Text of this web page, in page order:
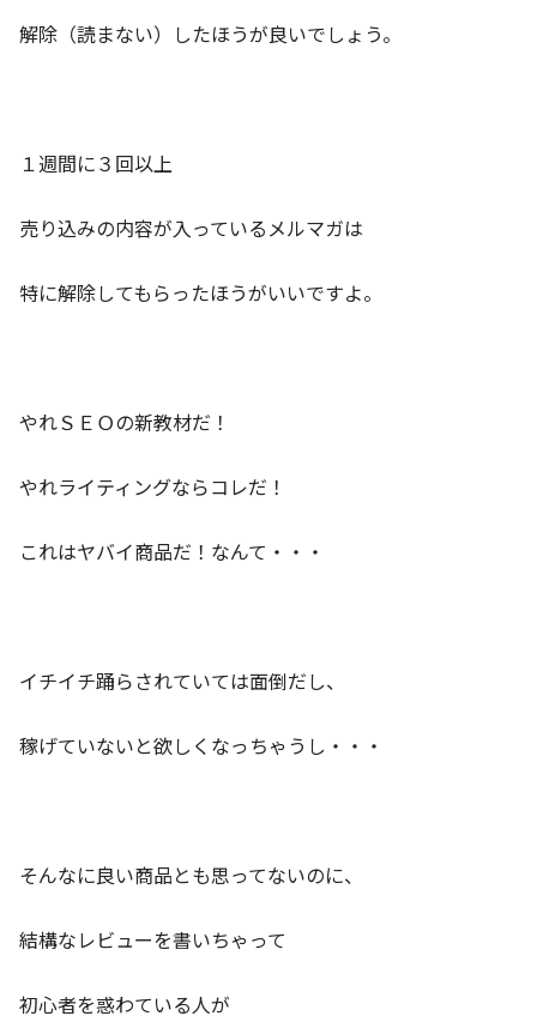
解除（読まない）したほうが良いでしょう。
１週間に３回以上
売り込みの内容が入っているメルマガは
特に解除してもらったほうがいいですよ。
やれＳＥＯの新教材だ！
やれライティングならコレだ！
これはヤバイ商品だ！なんて・・・
イチイチ踊らされていては面倒だし、
稼げていないと欲しくなっちゃうし・・・
そんなに良い商品とも思ってないのに、
結構なレビューを書いちゃって
初心者を惑わている人が